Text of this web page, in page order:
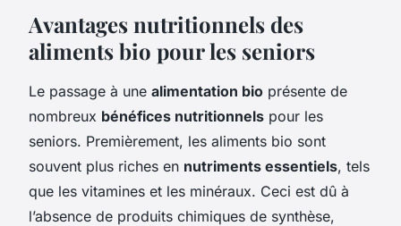
Avantages nutritionnels des
aliments bio pour les seniors
Le passage à une alimentation bio présente de
nombreux bénéfices nutritionnels pour les
seniors. Premièrement, les aliments bio sont
souvent plus riches en nutriments essentiels, tels
que les vitamines et les minéraux. Ceci est dû à
l’absence de produits chimiques de synthèse,